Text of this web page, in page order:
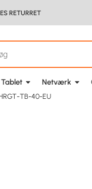
RETURRET
Netværk
TB-40-EU